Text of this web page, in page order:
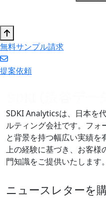
無料サンプル請求
提案依頼
SDKI Analyticsは、日本を
ルティング会社です。フォ
と背景を持つ幅広い実績を
上の経験に基づき、お客様
門知識をご提供いたします。
ニュースレターを